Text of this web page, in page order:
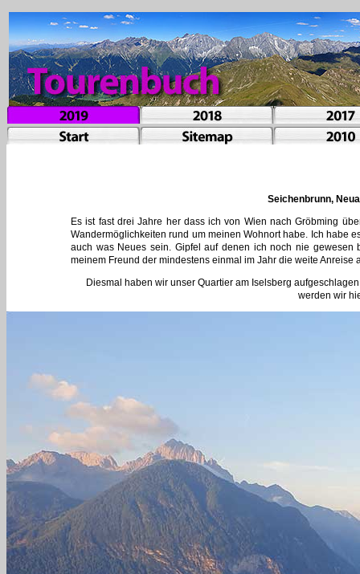
Seichenbrunn,
Es ist fast drei Jahre her dass ich von Wien nach Gröbming
Wandermöglichkeiten rund um meinen Wohnort habe. Ich habe
auch was Neues sein. Gipfel auf denen ich noch nie gewesen
meinem Freund der mindestens einmal im Jahr die weite
Diesmal haben wir unser Quartier am Iselsberg
werden wir